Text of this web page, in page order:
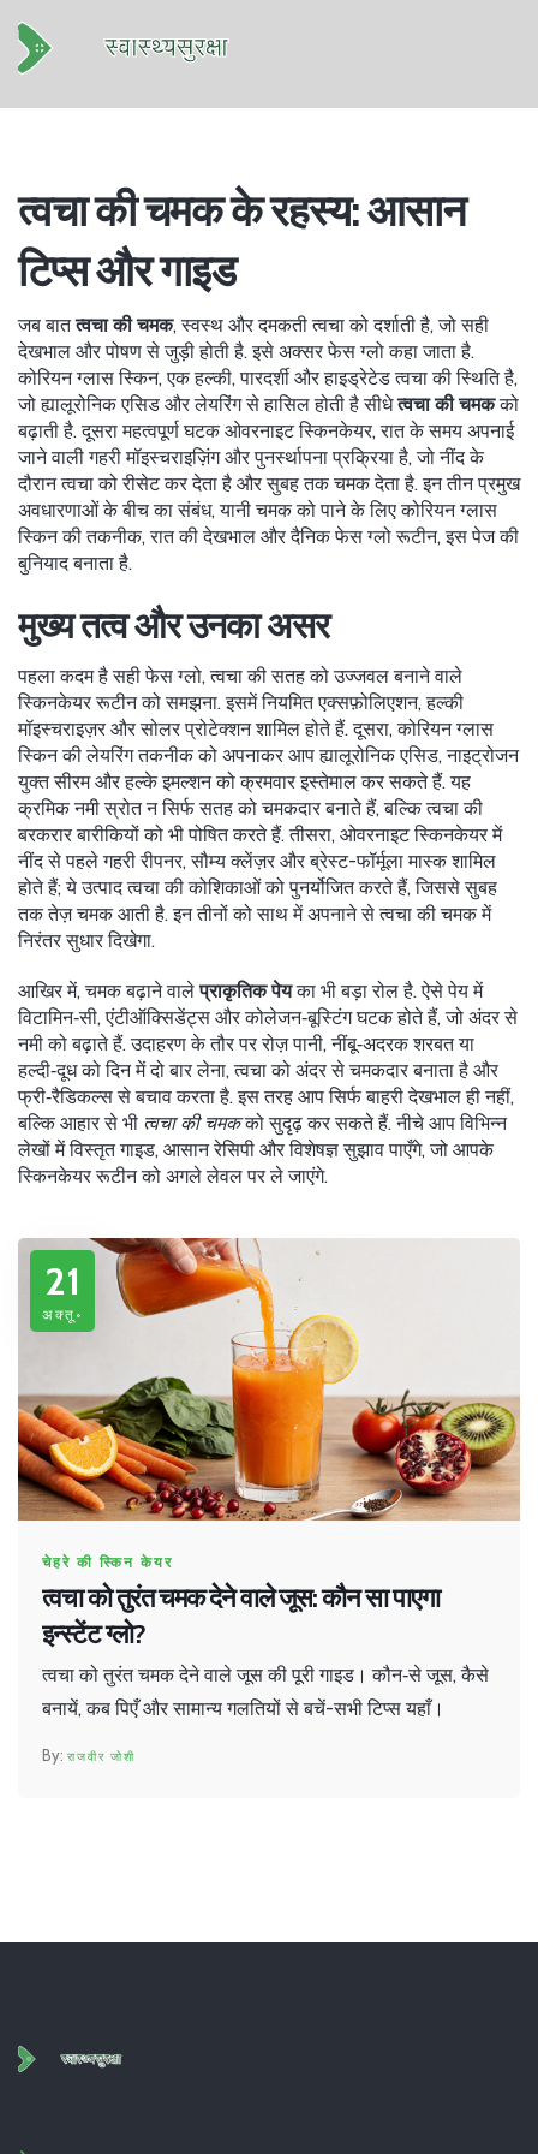
त्वचा की चमक के रहस्य: आसान
टिप्स और गाइड
जब बातत्वचा की चमक,स्वस्थ और दमकती त्वचा को दर्शाती है, जो सही
देखभाल और पोषण से जुड़ी होती है. इसे अक्सरफेस ग्लोकहा जाता है.
कोरियन ग्लास स्किन,एक हल्की, पारदर्शी और हाइड्रेटेड त्वचा की स्थिति है,
जो ह्यालूरोनिक एसिड और लेयरिंग से हासिल होती हैसीधेत्वचा की चमकको
बढ़ाती है. दूसरा महत्वपूर्ण घटकओवरनाइट स्किनकेयर,रात के समय अपनाई
जाने वाली गहरी मॉइस्चराइज़िंग और पुनर्स्थापना प्रक्रियाहै, जो नींद के
दौरान त्वचा को रीसेट कर देता है और सुबह तक चमक देता है. इन तीन प्रमुख
अवधारणाओं के बीच का संबंध, यानी चमक को पाने के लिए कोरियन ग्लास
स्किन की तकनीक, रात की देखभाल और दैनिक फेस ग्लो रूटीन, इस पेज की
बुनियाद बनाता है.
मुख्य तत्व और उनका असर
पहला कदम है सहीफेस ग्लो,त्वचा की सतह को उज्जवल बनाने वाले
स्किनकेयर रूटीनको समझना. इसमें नियमित एक्सफ़ोलिएशन, हल्की
मॉइस्चराइज़र और सोलर प्रोटेक्शन शामिल होते हैं. दूसरा,कोरियन ग्लास
स्किनकी लेयरिंग तकनीक को अपनाकर आप ह्यालूरोनिक एसिड, नाइट्रोजन
युक्त सीरम और हल्के इमल्शन को क्रमवार इस्तेमाल कर सकते हैं. यह
क्रमिक नमी स्रोत न सिर्फ सतह को चमकदार बनाते हैं, बल्कि त्वचा की
बरकरार बारीकियों को भी पोषित करते हैं. तीसरा, ओवरनाइट स्किनकेयरमें
नींद से पहले गहरी रीपनर, सौम्य क्लेंज़र और ब्रेस्ट-फॉर्मूला मास्क शामिल
होते हैं; ये उत्पाद त्वचा की कोशिकाओं को पुनर्योजित करते हैं, जिससे सुबह
तक तेज़ चमक आती है. इन तीनों को साथ में अपनाने से त्वचा की चमक में
निरंतर सुधार दिखेगा.
आखिर में, चमक बढ़ाने वालेप्राकृतिक पेयका भी बड़ा रोल है. ऐसे पेय में
विटामिन‑सी, एंटीऑक्सिडेंट्स और कोलेजन‑बूस्टिंग घटक होते हैं, जो अंदर से
नमी को बढ़ाते हैं. उदाहरण के तौर पर रोज़ पानी, नींबू‑अदरक शरबत या
हल्दी‑दूध को दिन में दो बार लेना, त्वचा को अंदर से चमकदार बनाता है और
फ्री‑रैडिकल्स से बचाव करता है. इस तरह आप सिर्फ बाहरी देखभाल ही नहीं,
बल्कि आहार से भी त्वचा की चमकको सुदृढ़ कर सकते हैं. नीचे आप विभिन्न
लेखों में विस्तृत गाइड, आसान रेसिपी और विशेषज्ञ सुझाव पाएँगे, जो आपके
स्किनकेयर रूटीन को अगले लेवल पर ले जाएंगे.
21
अक्तू॰
चेहरे की स्किन केयर
त्वचा को तुरंत चमक देने वाले जूस: कौन सा पाएगा
इन्स्टेंट ग्लो?
त्वचा को तुरंत चमक देने वाले जूस की पूरी गाइड। कौन‑से जूस, कैसे
बनायें, कब पिएँ और सामान्य गलतियों से बचें-सभी टिप्स यहाँ।
राजवीर जोशी